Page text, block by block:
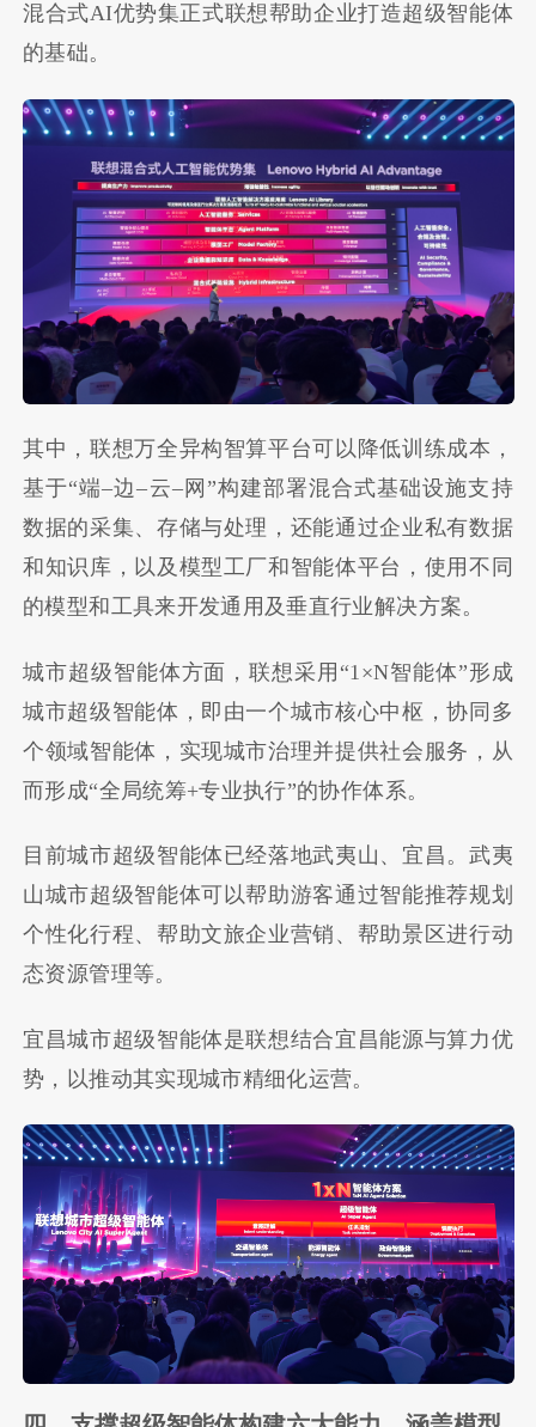
混合式AI优势集正式联想帮助企业打造超级智能体
的基础。
其中，联想万全异构智算平台可以降低训练成本，
基于“端–边–云–网 ”构建部署混合式基础设施支持
数据的采集、存储与处理，还能通过企业私有数据
和知识库，以及模型工厂和智能体平台，使用不同
的模型和工具来开发通用及垂直行业解决方案。
城市超级智能体方面，联想采用“1×N智能体”形成
城市超级智能体，即由一个城市核心中枢，协同多
个领域智能体，实现城市治理并提供社会服务，从
而形成“全局统筹+专业执行”的协作体系。
目前城市超级智能体已经落地武夷山、宜昌。武夷
山城市超级智能体可以帮助游客通过智能推荐规划
个性化行程、帮助文旅企业营销、帮助景区进行动
态资源管理等。
宜昌城市超级智能体是联想结合宜昌能源与算力优
势，以推动其实现城市精细化运营。